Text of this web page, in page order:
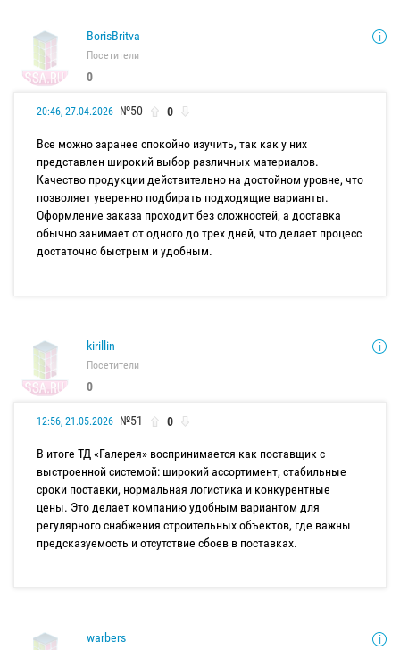
BorisBritva
Посетители
0
20:46, 27.04.2026 №50 0
Все можно заранее спокойно изучить, так как у них
представлен широкий выбор различных материалов.
Качество продукции действительно на достойном уровне, что
позволяет уверенно подбирать подходящие варианты.
Оформление заказа проходит без сложностей, а доставка
обычно занимает от одного до трех дней, что делает процесс
достаточно быстрым и удобным.
kirillin
Посетители
0
12:56, 21.05.2026 №51 0
В итоге ТД «Галерея» воспринимается как поставщик с
выстроенной системой: широкий ассортимент, стабильные
сроки поставки, нормальная логистика и конкурентные
цены. Это делает компанию удобным вариантом для
регулярного снабжения строительных объектов, где важны
предсказуемость и отсутствие сбоев в поставках.
warbers